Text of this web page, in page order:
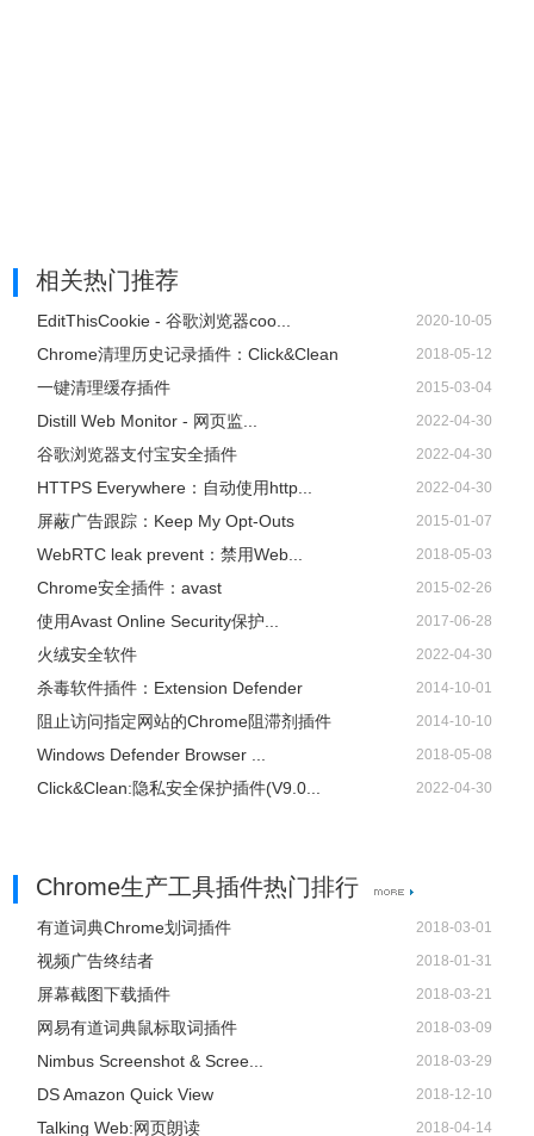
相关热门推荐
EditThisCookie - 谷歌浏览器coo... 2020-10-05
Chrome清理历史记录插件：Click&Clean 2018-05-12
一键清理缓存插件 2015-03-04
Distill Web Monitor - 网页监... 2022-04-30
谷歌浏览器支付宝安全插件 2022-04-30
HTTPS Everywhere：自动使用http... 2022-04-30
屏蔽广告跟踪：Keep My Opt-Outs 2015-01-07
WebRTC leak prevent：禁用Web... 2018-05-03
Chrome安全插件：avast 2015-02-26
使用Avast Online Security保护... 2017-06-28
火绒安全软件 2022-04-30
杀毒软件插件：Extension Defender 2014-10-01
阻止访问指定网站的Chrome阻滞剂插件 2014-10-10
Windows Defender Browser ... 2018-05-08
Click&Clean:隐私安全保护插件(V9.0... 2022-04-30
Chrome生产工具插件热门排行
有道词典Chrome划词插件 2018-03-01
视频广告终结者 2018-01-31
屏幕截图下载插件 2018-03-21
网易有道词典鼠标取词插件 2018-03-09
Nimbus Screenshot & Scree... 2018-03-29
DS Amazon Quick View 2018-12-10
Talking Web:网页朗读 2018-04-14